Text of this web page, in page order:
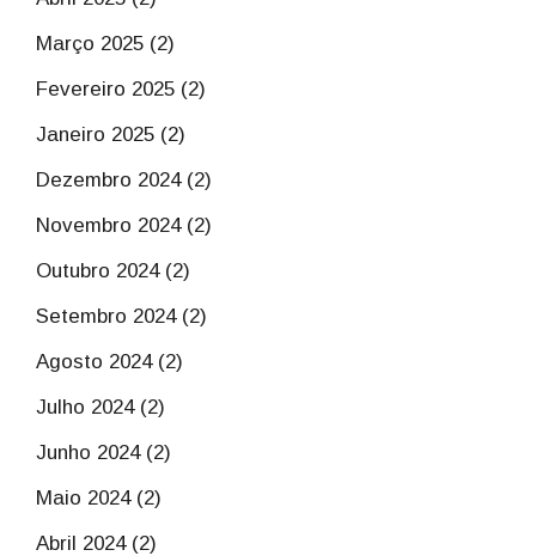
Março 2025 (2)
Fevereiro 2025 (2)
Janeiro 2025 (2)
Dezembro 2024 (2)
Novembro 2024 (2)
Outubro 2024 (2)
Setembro 2024 (2)
Agosto 2024 (2)
Julho 2024 (2)
Junho 2024 (2)
Maio 2024 (2)
Abril 2024 (2)